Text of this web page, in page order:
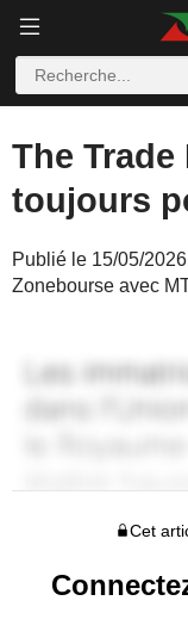
The
toujours
Publié le 15/05/
Zonebourse avec
Cet